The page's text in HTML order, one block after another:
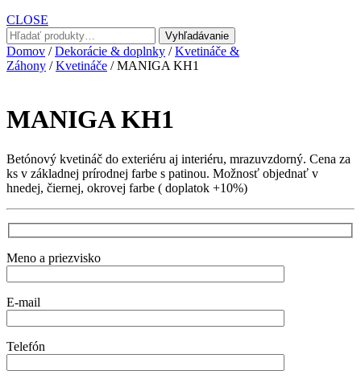
CLOSE
Hľadať:
Vyhľadávanie
Domov /Dekorácie & doplnky /Kvetináče &
Záhony /Kvetináče / MANIGA KH1
MANIGA KH1
Betónový kvetináč do exteriéru aj interiéru, mrazuvzdorný. Cena za
ks v základnej prírodnej farbe s patinou. Možnosť objednať v
hnedej, čiernej, okrovej farbe ( doplatok +10%)
Meno a priezvisko
E-mail
Telefón